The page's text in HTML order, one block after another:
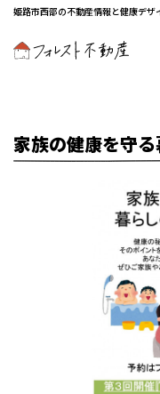
姫路市西部の不動産情報と健康デザ
家族の健康を守